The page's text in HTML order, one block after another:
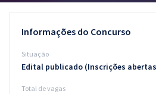
Questões grátis
Conteúdo gratuito
Informações do Concurso
Situação
Edital publicado (Inscrições
Total de vagas